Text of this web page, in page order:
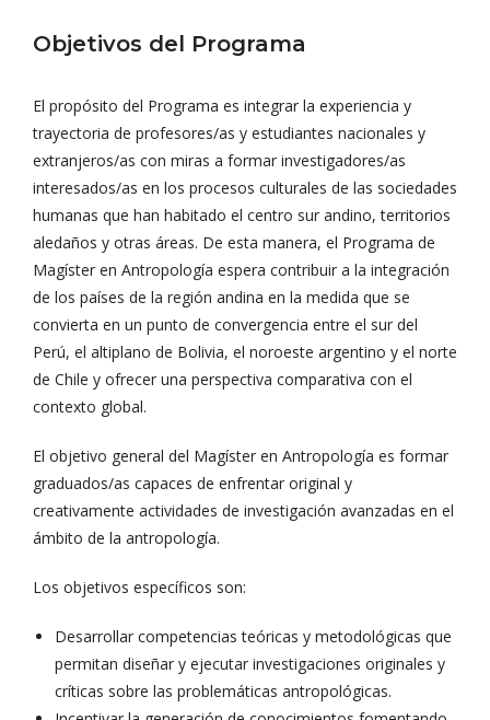
Objetivos del Programa
El propósito del Programa es integrar la experiencia y
trayectoria de profesores/as y estudiantes nacionales y
extranjeros/as con miras a formar investigadores/as
interesados/as en los procesos culturales de las sociedades
humanas que han habitado el centro sur andino, territorios
aledaños y otras áreas. De esta manera, el Programa de
Magíster en Antropología espera contribuir a la integración
de los países de la región andina en la medida que se
convierta en un punto de convergencia entre el sur del
Perú, el altiplano de Bolivia, el noroeste argentino y el norte
de Chile y ofrecer una perspectiva comparativa con el
contexto global.
El objetivo general del Magíster en Antropología es formar
graduados/as capaces de enfrentar original y
creativamente actividades de investigación avanzadas en el
ámbito de la antropología.
Los objetivos específicos son:
Desarrollar competencias teóricas y metodológicas que
permitan diseñar y ejecutar investigaciones originales y
críticas sobre las problemáticas antropológicas.